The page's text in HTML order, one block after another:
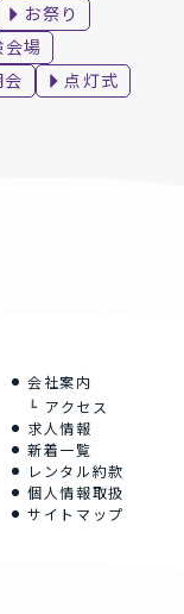
お祭り
会場
点灯式
会社案内
アクセス
求人情報
新着一覧
レンタル約款
個人情報取扱
サイトマップ